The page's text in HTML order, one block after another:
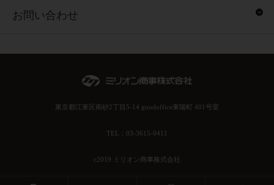
お問い合わせ
東京都江東区南砂2丁目5-14 goodoffice東陽町 401号室
TEL：03-3615-0411
c2019 ミリオン商事株式会社